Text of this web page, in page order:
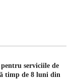
serviciile de
timp de 8 luni din